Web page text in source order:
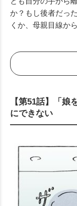
か？もし後者だっ
くか、母親目線か
【第51話】「
にできない